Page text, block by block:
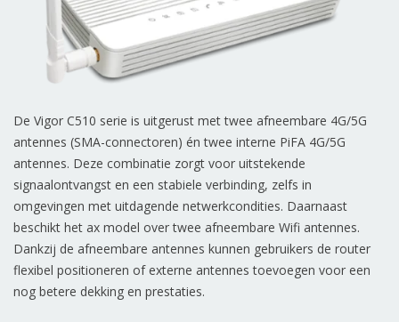
De Vigor C510 serie is uitgerust met twee afneembare 4G/5G
antennes (SMA-connectoren) én twee interne PiFA 4G/5G
antennes. Deze combinatie zorgt voor uitstekende
signaalontvangst en een stabiele verbinding, zelfs in
omgevingen met uitdagende netwerkcondities. Daarnaast
beschikt het ax model over twee afneembare Wifi antennes.
Dankzij de afneembare antennes kunnen gebruikers de router
flexibel positioneren of externe antennes toevoegen voor een
nog betere dekking en prestaties.